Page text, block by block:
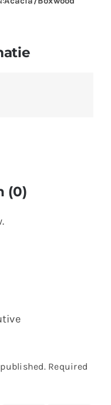
(0)
Required